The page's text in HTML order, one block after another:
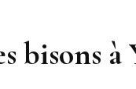
bisons